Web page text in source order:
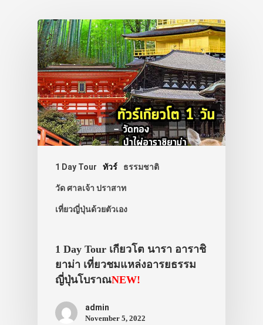
1 Day Tour ทัวร์ ธรรมชาติ
วัด ศาลเจ้า ปราสาท
เที่ยวญี่ปุ่นด้วยตัวเอง
1 Day Tour เกียวโต นารา อาราชิ
ยาม่า เที่ยวชมแหล่งอารยธรรม
ญี่ปุ่นโบราณNEW!
admin
November 5, 2022